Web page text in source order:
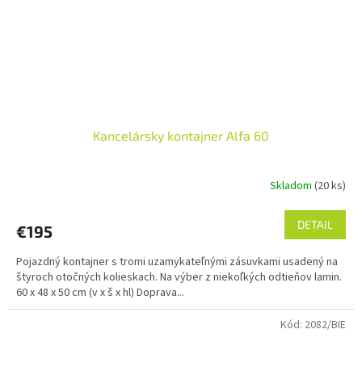
Kancelársky kontajner Alfa 60
Skladom (20 ks)
€195 DETAIL
Pojazdný kontajner s tromi uzamykateľnými zásuvkami usadený na
štyroch otočných kolieskach. Na výber z niekoľkých odtieňov lamin.
60 x 48 x 50 cm (v x š x hl) Doprava...
Kód: 2082/BIE